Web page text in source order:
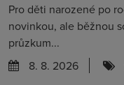
Pro děti narozené po
novinkou, ale běžnou
průzkum...
8. 8. 2026